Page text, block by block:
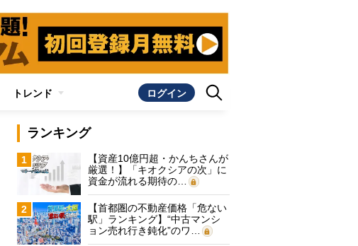
トレンド ログイン
ランキング
1
【資産10億円超・かんちさんが
厳選！】「キオクシアの次」に
資金が流れる期待の…
2
【首都圏の不動産価格「危ない
駅」ランキング】“中古マンシ
ョン売れ行き鈍化”のワ…